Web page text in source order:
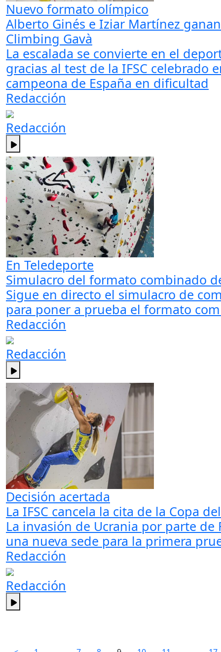
Nuevo formato olímpico
Alberto Ginés e Iziar Martínez
Climbing Gavà
La escalada se convierte en el
gracias al test de la IFSC celebrado
campeona de España en dificultad
Redacción
Redacción
En Teledeporte
Simulacro del formato combinado
Sigue en directo el simulacro de
para poner a prueba el formato
Redacción
Redacción
Decisión acertada
La IFSC cancela la cita de la Copa
La invasión de Ucrania por parte de
una nueva sede para la primera
Redacción
Redacción